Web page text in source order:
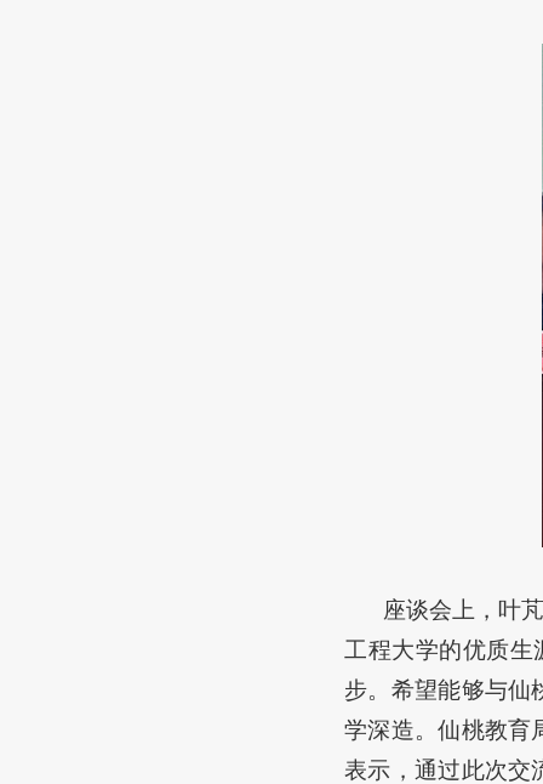
座谈会上，叶
工程大学的优质生
步。希望能够与仙
学深造。仙桃教育
表示，通过此次交